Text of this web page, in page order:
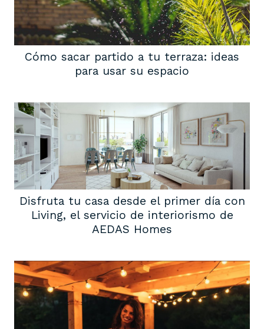
Cómo sacar partido a tu terraza: ideas
para usar su espacio
Disfruta tu casa desde el primer día con
Living, el servicio de interiorismo de
AEDAS Homes